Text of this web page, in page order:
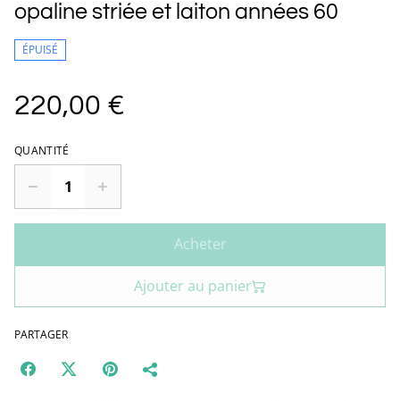
opaline striée et laiton années 60
ÉPUISÉ
220,00 €
QUANTITÉ
Acheter
Ajouter au panier
PARTAGER